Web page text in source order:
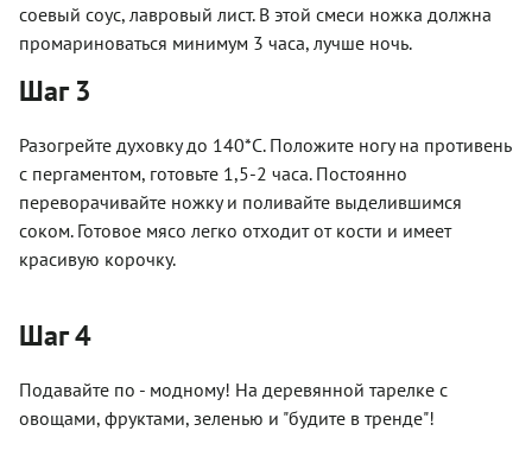
соевый соус, лавровый лист. В этой смеси ножка должна
промариноваться минимум 3 часа, лучше ночь.
Шаг 3
Разогрейте духовку до 140*С. Положите ногу на противень
с пергаментом, готовьте 1,5-2 часа. Постоянно
переворачивайте ножку и поливайте выделившимся
соком. Готовое мясо легко отходит от кости и имеет
красивую корочку.
Шаг 4
Подавайте по - модному! На деревянной тарелке с
овощами, фруктами, зеленью и "будите в тренде"!